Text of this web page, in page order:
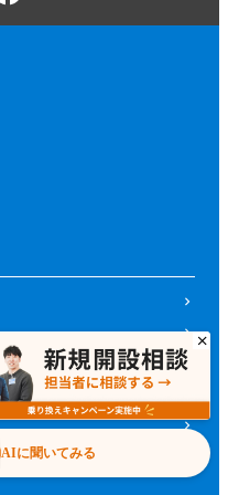
AIに聞いてみる